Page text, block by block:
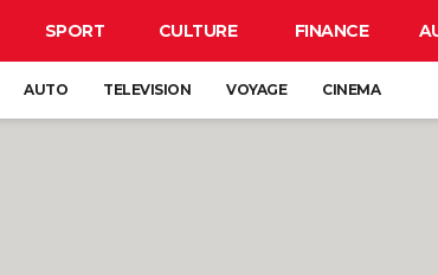
SPORT CULTURE FINANCE
AUTO TELEVISION VOYAGE CINEMA